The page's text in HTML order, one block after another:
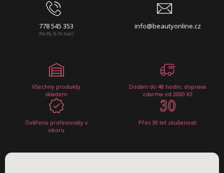
778 545 353
(Po-Pá, 8-16 hod.)
info@beautyonline.cz
Všechny produkty
skladem
Dodání do 48 hodin, doprava
zdarma od 2000 Kč
Ověřeno profesionály v
oboru
Přes 30 let zkušeností